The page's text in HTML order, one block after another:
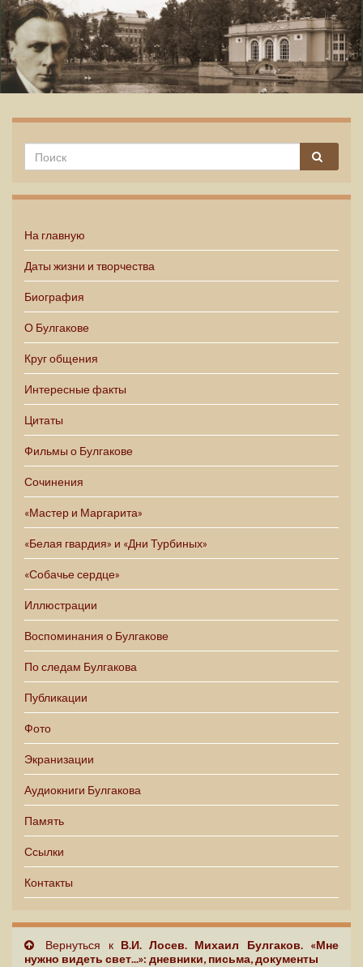
На главную
Даты жизни и творчества
Биография
О Булгакове
Круг общения
Интересные факты
Цитаты
Фильмы о Булгакове
Сочинения
«Мастер и Маргарита»
«Белая гвардия» и «Дни Турбиных»
«Собачье сердце»
Иллюстрации
Воспоминания о Булгакове
По следам Булгакова
Публикации
Фото
Экранизации
Аудиокниги Булгакова
Память
Ссылки
Контакты
Вернуться к В.И. Лосев. Михаил Булгаков. «Мне
нужно видеть свет...»: дневники, письма, документы